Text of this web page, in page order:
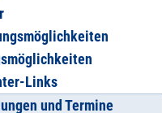
Links
und Termine